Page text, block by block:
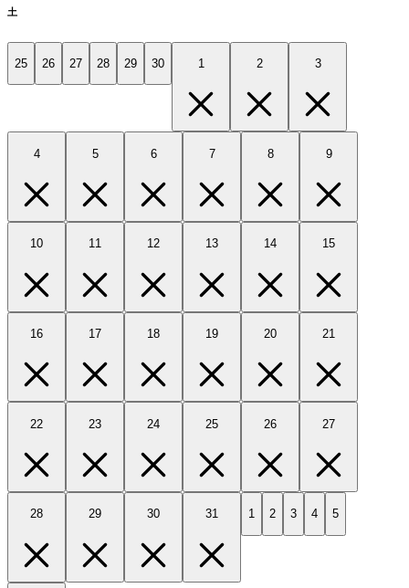
土
25 26 27 28 29 30 1 2 3
4 5 6 7 8 9
10 11 12 13 14 15
16 17 18 19 20 21
22 23 24 25 26 27
28 29 30 31 1 2 3 4 5